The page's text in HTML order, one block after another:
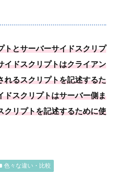
トとサーバーサイドスクリプ
イドスクリプトはクライアン
れるスクリプトを記述するた
ドスクリプトはサーバー側ま
クリプトを記述するために使
色々な違い・比較